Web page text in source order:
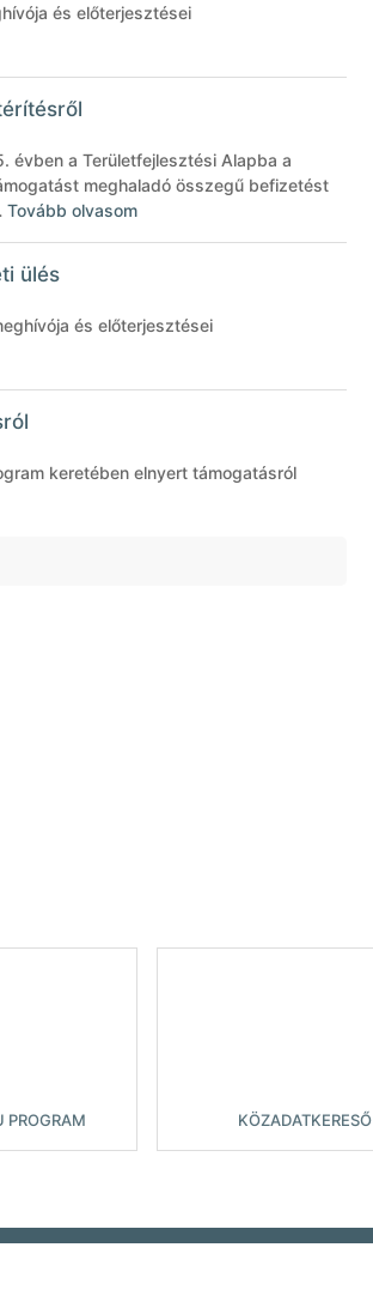
és előterjesztései
évben a Területfejlesztési Alapba a
meghaladó összegű befizetést
Tovább olvasom
ülés
és előterjesztései
keretében elnyert támogatásról
PROGRAM KÖZADATKERESŐ